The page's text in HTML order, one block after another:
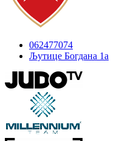
062477074
Љутице Богдана 1а